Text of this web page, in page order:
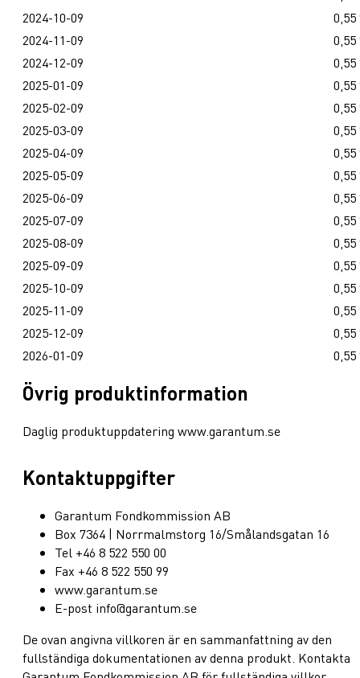
2024-10-09
0,55
2024-11-09
0,55
2024-12-09
0,55
2025-01-09
0,55
2025-02-09
0,55
2025-03-09
0,55
2025-04-09
0,55
2025-05-09
0,55
2025-06-09
0,55
2025-07-09
0,55
2025-08-09
0,55
2025-09-09
0,55
2025-10-09
0,55
2025-11-09
0,55
2025-12-09
0,55
2026-01-09
0,55
Övrig produktinformation
Daglig produktuppdatering www.garantum.se
Kontaktuppgifter
Garantum Fondkommission AB
Box 7364 | Norrmalmstorg 16/Smålandsgatan 16
Tel +46 8 522 550 00
Fax +46 8 522 550 99
www.garantum.se
E-post info@garantum.se
De ovan angivna villkoren är en sammanfattning av den
fullständiga dokumentationen av denna produkt. Kontakta